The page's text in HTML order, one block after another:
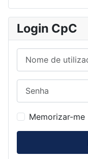
Login CpC
Memorizar-me